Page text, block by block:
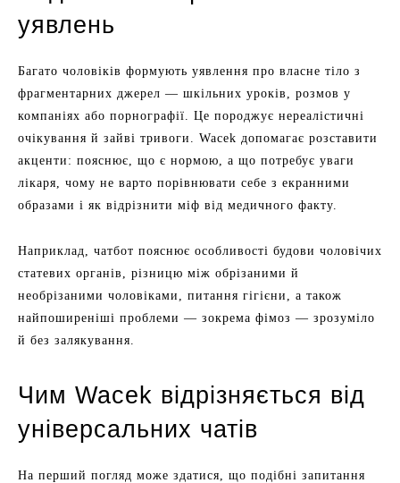
уявлень
Багато чоловіків формують уявлення про власне тіло з
фрагментарних джерел — шкільних уроків, розмов у
компаніях або порнографії. Це породжує нереалістичні
очікування й зайві тривоги. Wacek допомагає розставити
акценти: пояснює, що є нормою, а що потребує уваги
лікаря, чому не варто порівнювати себе з екранними
образами і як відрізнити міф від медичного факту.
Наприклад, чатбот пояснює особливості будови чоловічих
статевих органів, різницю між обрізаними й
необрізаними чоловіками, питання гігієни, а також
найпоширеніші проблеми — зокрема фімоз — зрозуміло
й без залякування.
Чим Wacek відрізняється від
універсальних чатів
На перший погляд може здатися, що подібні запитання